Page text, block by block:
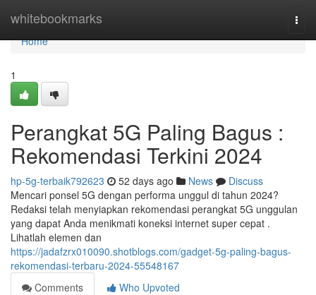
whitebookmarks
Home
Home
1
Perangkat 5G Paling Bagus :
Rekomendasi Terkini 2024
hp-5g-terbaik792623 52 days ago News
Discuss
Mencari ponsel 5G dengan performa unggul di tahun 2024?
Redaksi telah menyiapkan rekomendasi perangkat 5G unggulan
yang dapat Anda menikmati koneksi internet super cepat .
Lihatlah elemen dan
https://jadafzrx010090.shotblogs.com/gadget-5g-paling-bagus-
rekomendasi-terbaru-2024-55548167
Comments
Who Upvoted